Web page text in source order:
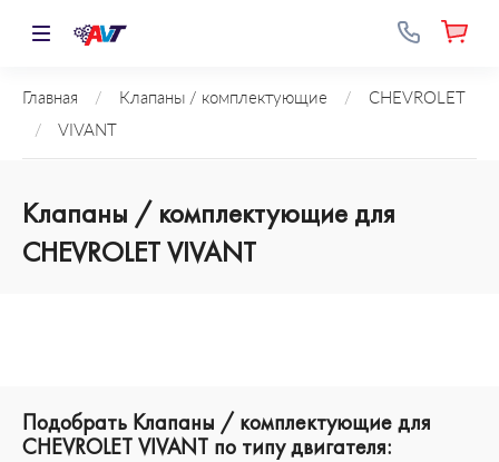
Главная / Клапаны / комплектующие /
CHEVROLET
/
VIVANT
Клапаны / комплектующие для
CHEVROLET VIVANT
Подобрать Клапаны / комплектующие для
CHEVROLET VIVANT по типу двигателя: